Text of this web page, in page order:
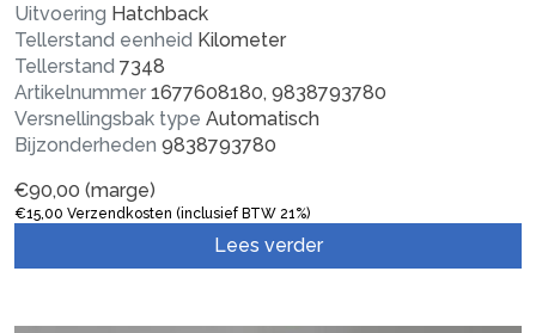
Uitvoering Hatchback
Tellerstand eenheid Kilometer
Tellerstand 7348
Artikelnummer 1677608180, 9838793780
Versnellingsbak type Automatisch
Bijzonderheden 9838793780
€90,00 (marge)
€15,00 Verzendkosten (inclusief BTW 21%)
Lees verder